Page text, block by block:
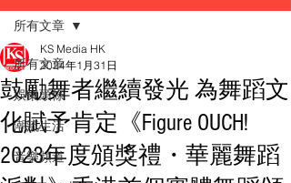
所有文章
娛樂頭條
潮流生活
音樂頻道
所有文章
鼓勵舞者繼續發光 為舞蹈文
化賦予肯定《Figure OUCH!
2023年度頒獎禮・華麗舞蹈
KS Media HK
2024年1月31日